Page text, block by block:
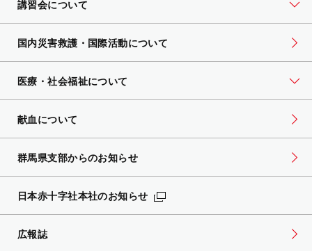
講習会について
国内災害救護・国際活動について
医療・社会福祉について
献血について
群馬県支部からのお知らせ
日本赤十字社本社のお知らせ
広報誌